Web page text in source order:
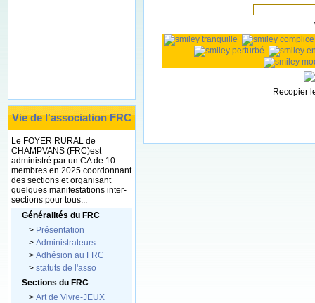
Vie de l'association FRC
Le FOYER RURAL de
CHAMPVANS (FRC)est
administré par un CA de 10
membres en 2025 coordonnant
des sections et organisant
quelques manifestations inter-
sections pour tous...
Généralités du FRC
> Présentation
> Administrateurs
> Adhésion au FRC
> statuts de l'asso
Sections du FRC
> Art de Vivre-JEUX
Recopier